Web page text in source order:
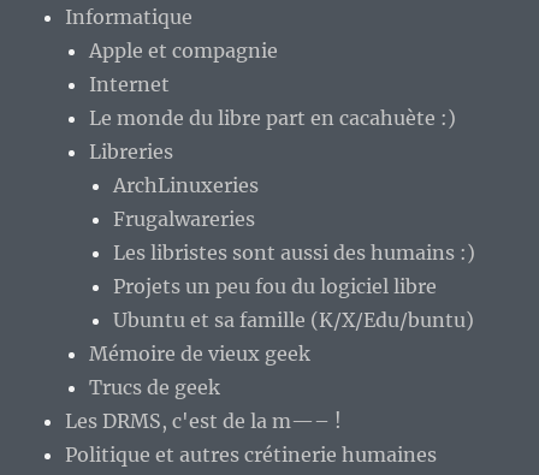
Informatique
Apple et compagnie
Internet
Le monde du libre part en cacahuète :)
Libreries
ArchLinuxeries
Frugalwareries
Les libristes sont aussi des humains :)
Projets un peu fou du logiciel libre
Ubuntu et sa famille (K/X/Edu/buntu)
Mémoire de vieux geek
Trucs de geek
Les DRMS, c'est de la m—– !
Politique et autres crétinerie humaines